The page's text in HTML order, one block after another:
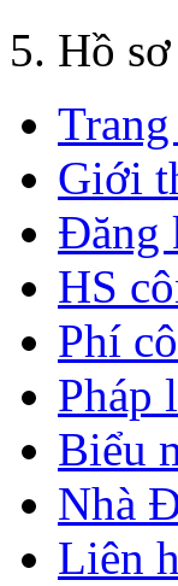
5. Hồ
Giới
Đăng
HS
Phí
Pháp
Biểu
Nhà
Liên